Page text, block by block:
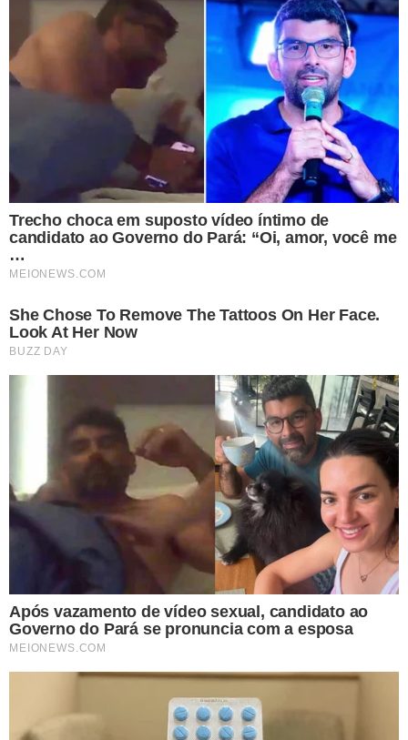
IMPORTÂNCIA:
histórica da obra realizada pelo Governo do Estado por
e segurança aos usuários das rodovias no sul do Piauí.
Ele ressaltou a satisfação dos produtores locais, que
agora desfrutam de custos de frete reduzidos devido à
excelente condição de conservação da rodovia.
A rodovia PI-397 engloba
desde o entroncamento da PI-247 em Sebastião Leal até
o entroncamento da PI-262 na Serra do Quilombo, em
Bom Jesus, beneficiando os municípios de Sebastião Leal,
Uruçuí, Manoel Emídio, Alvorada do Gurguéia, Palmeira
do Piauí, Currais e Bom Jesus.
O empresário Fernando Quintas, CEO da CS Infra,
empresa controladora do consórcio Grãos do Piauí,
elogiou o modelo de contrato da PPP, destacando sua
estruturação sólida e garantias atrativas para o setor
privado. Ele expressou a confiança do grupo CS Infra no
Governo do Piauí e seu compromisso contínuo com o
desenvolvimento do Estado.
Celso Werner, produtor local, enfatizou que a excelente
condição da Transcerrados chamou a atenção até
mesmo de colegas de outros estados, destacando a
transformação positiva que a obra trouxe para a região.
O sucesso da PPP Transcerradosmotivou o Governo do